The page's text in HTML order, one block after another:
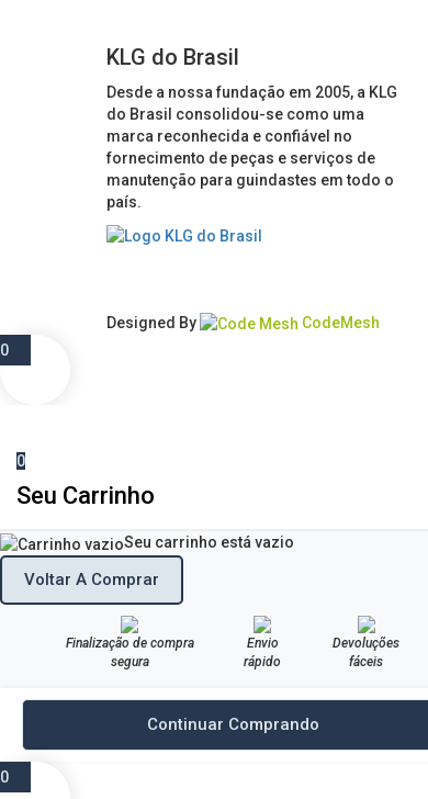
KLG do Brasil
Desde a nossa fundação em 2005, a KLG
do Brasil consolidou-se como uma
marca reconhecida e confiável no
fornecimento de peças e serviços de
manutenção para guindastes em todo o
país.
Designed By
CodeMesh
0
0
Seu Carrinho
Seu carrinho está vazio
Voltar A Comprar
Finalização de compra
segura
Envio
rápido
Devoluções
fáceis
Continuar Comprando
0